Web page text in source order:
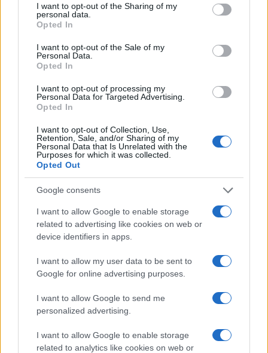
not limited to your visit or usage behaviour. You may click to
grant or deny consent to Google and its third-party tags to
use your data for below specified purposes in below Google
consent section.
I want to opt-out of the Sharing of my
personal data.
Opted In
I want to opt-out of the Sale of my
Personal Data.
Opted In
I want to opt-out of processing my
Personal Data for Targeted Advertising.
Opted In
I want to opt-out of Collection, Use,
Retention, Sale, and/or Sharing of my
Personal Data that Is Unrelated with the
Purposes for which it was collected.
Opted Out
Google consents
I want to allow Google to enable storage
related to advertising like cookies on web or
device identifiers in apps.
I want to allow my user data to be sent to
Google for online advertising purposes.
I want to allow Google to send me
personalized advertising.
I want to allow Google to enable storage
related to analytics like cookies on web or
Η ΣΤΗΛΗ ΜΑΣ